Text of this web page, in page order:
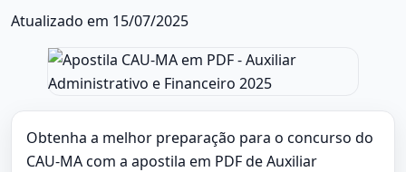
Atualizado em 15/07/2025
Obtenha a melhor preparação para o concurso do
CAU-MA com a apostila em PDF de Auxiliar